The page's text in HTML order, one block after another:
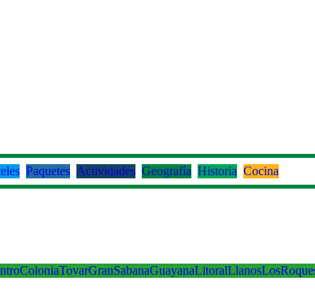
Paquetes Actividades Geografía Historia Cocina
ColoniaTovarGranSabanaGuayanaLitoralLlanos